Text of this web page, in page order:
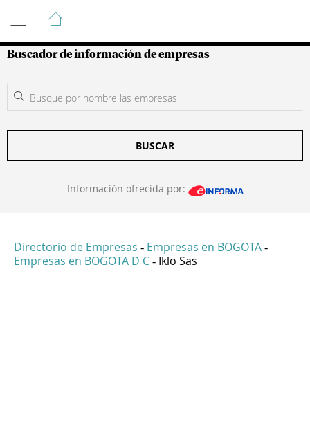
Guía de Empresas Colombianas
Buscador de información de empresas
BUSCAR
Información ofrecida por:
Directorio de Empresas - Empresas en BOGOTA -
Empresas en BOGOTA D C - Iklo Sas